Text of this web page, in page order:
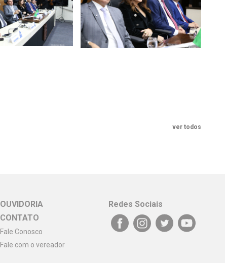
ver todos
OUVIDORIA
CONTATO
Fale Conosco
Fale com o vereador
Redes Sociais